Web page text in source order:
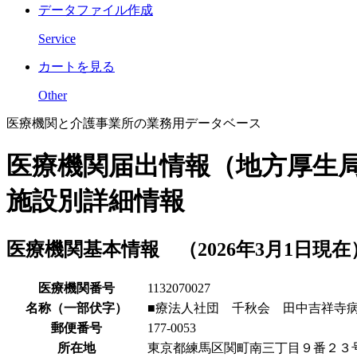
データファイル作成
Service
カートを見る
Other
医療機関と介護事業所の業務用データベース
医療機関届出情報（地方厚生局
施設別詳細情報
医療機関基本情報 （2026年3月1日現在
医療機関番号
1132070027
名称（一部伏字）
■療法人社団 千秋会 田中吉祥寺
郵便番号
177-0053
所在地
東京都練馬区関町南三丁目９番２３